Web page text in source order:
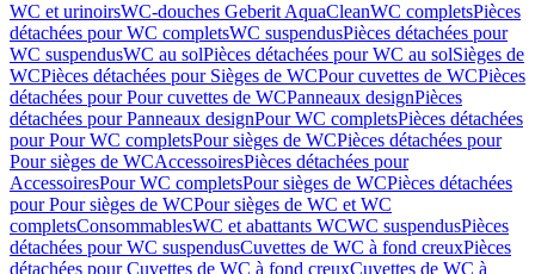
WC et urinoirsWC-douches Geberit AquaCleanWC completsPièces
détachées pour WC completsWC suspendusPièces détachées pour
WC suspendusWC au solPièces détachées pour WC au solSièges de
WCPièces détachées pour Sièges de WCPour cuvettes de WCPièces
détachées pour Pour cuvettes de WCPanneaux designPièces
détachées pour Panneaux designPour WC completsPièces détachées
pour Pour WC completsPour sièges de WCPièces détachées pour
Pour sièges de WCAccessoiresPièces détachées pour
AccessoiresPour WC completsPour sièges de WCPièces détachées
pour Pour sièges de WCPour sièges de WC et WC
completsConsommablesWC et abattants WCWC suspendusPièces
détachées pour WC suspendusCuvettes de WC à fond creuxPièces
détachées pour Cuvettes de WC à fond creuxCuvettes de WC à